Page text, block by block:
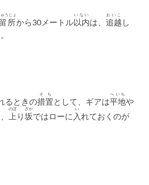
所
うじょ
から30メートル以内
いない
は、 追越
おいこ
し
るときの措置
そち
として、ギアは平地
へいち
や
上
のぼ
り 坂
ざか
ではローに 入
い
れておくのが